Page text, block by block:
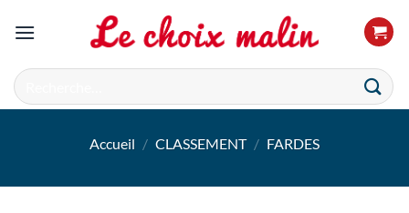
Recherche
pour :
Accueil / CLASSEMENT / FARDES